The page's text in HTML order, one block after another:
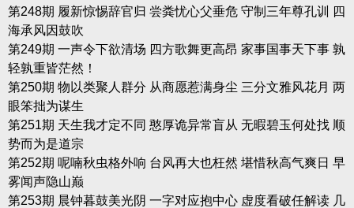
第248期 履新惊惕辞官归 尝粪忧心父垂危 守制三年尊孔训 四
海承风因鼓吹
第249期 一声令下欲清场 四方歌舞更高昂 家事国事天下事 孰
轻孰重皆茫然！
第250期 物以类聚人群分 从商愿惹满身尘 三分文雅风花月 两
眼笨拙为谋生
第251期 天生我才定不同 憨厚诡异常盲从 无暇碧玉何处找 顺
势而为是道宗
第252期 呢喃秋虫格外响 台风再大也枉然 堪惜秋高气爽日 早
雾闻声隐山巅
第253期 晨钟暮鼓美光阴 一字对应抱中心 虚度看破任解读 几